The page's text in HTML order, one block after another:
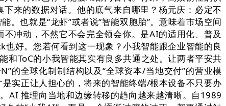
来的数据对话。他的底气来自哪里？杨元庆：必定不
也就是“龙虾”或者说“智能双胞胎”。意味着市场空间
冲动，不然它不会完全领会你。是AI的适用化、普及
好。您若何看到这一现象？小我智能跟企业智能的良
和ToC的小我智能其实有良多共通之处。让两者平安共
的全球化制制结构以及“全球资本/当地交付”的营业模
实正让人担心的，将来的智能终端/根本设备不只要办
AI 推理向当地和边缘转移的趋向越来越清晰。自1989